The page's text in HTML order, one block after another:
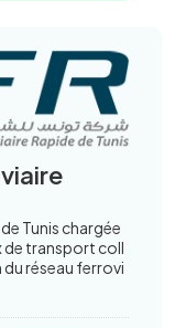
Tunis chargée
de transport coll
réseau ferrovi